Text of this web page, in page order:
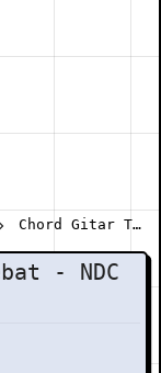
Chord Gitar Tuhanku Hebat - NDC Worship
- NDC